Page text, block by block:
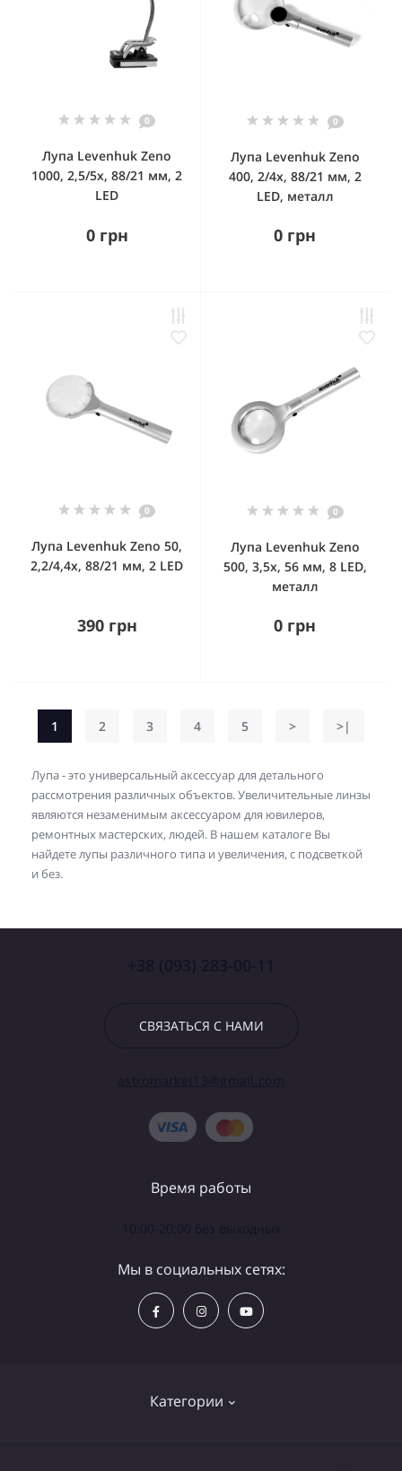
0
Лупа Levenhuk Zeno
1000, 2,5/5x, 88/21 мм, 2
LED
0 грн
0
Лупа Levenhuk Zeno
400, 2/4x, 88/21 мм, 2
LED, металл
0 грн
0
Лупа Levenhuk Zeno 50,
2,2/4,4x, 88/21 мм, 2 LED
390 грн
0
Лупа Levenhuk Zeno
500, 3,5x, 56 мм, 8 LED,
металл
0 грн
1 2 3 4 5 > >|
Лупа - это универсальный аксессуар для детального
рассмотрения различных объектов. Увеличительные линзы
являются незаменимым аксессуаром для ювилеров,
ремонтных мастерских, людей. В нашем каталоге Вы
найдете лупы различного типа и увеличения, с подсветкой
и без.
СВЯЗАТЬСЯ С НАМИ
Категории
Время работы
Мы в социальных сетях: